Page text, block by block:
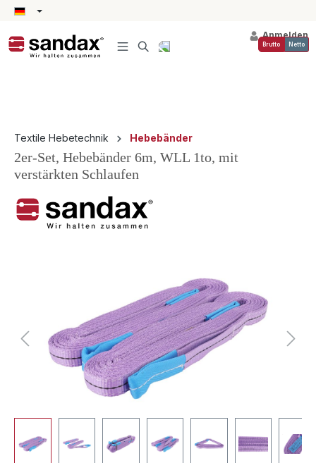
springen
Anmelden
Brutto Netto
Textile Hebetechnik Hebebänder
2er-Set, Hebebänder 6m, WLL 1to, mit
verstärkten Schlaufen